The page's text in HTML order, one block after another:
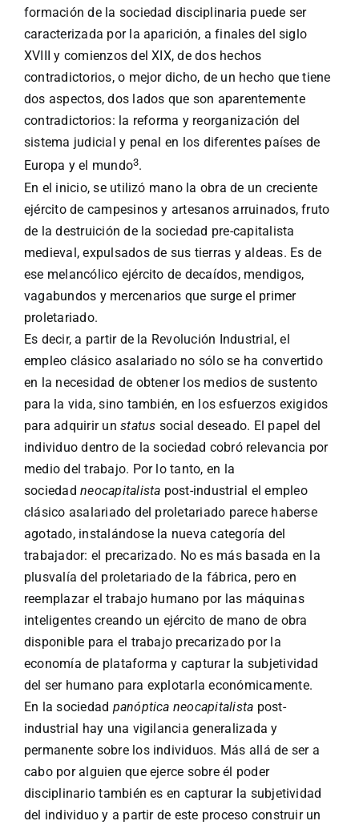
formación de la sociedad disciplinaria puede ser
caracterizada por la aparición, a finales del siglo
XVIII y comienzos del XIX, de dos hechos
contradictorios, o mejor dicho, de un hecho que tiene
dos aspectos, dos lados que son aparentemente
contradictorios: la reforma y reorganización del
sistema judicial y penal en los diferentes países de
Europa y el mundo3.
En el inicio, se utilizó mano la obra de un creciente
ejército de campesinos y artesanos arruinados, fruto
de la destruición de la sociedad pre-capitalista
medieval, expulsados de sus tierras y aldeas. Es de
ese melancólico ejército de decaídos, mendigos,
vagabundos y mercenarios que surge el primer
proletariado.
Es decir, a partir de la Revolución Industrial, el
empleo clásico asalariado no sólo se ha convertido
en la necesidad de obtener los medios de sustento
para la vida, sino también, en los esfuerzos exigidos
para adquirir unstatus social deseado. El papel del
individuo dentro de la sociedad cobró relevancia por
medio del trabajo. Por lo tanto, en la
sociedadneocapitalista post-industrial el empleo
clásico asalariado del proletariado parece haberse
agotado, instalándose la nueva categoría del
trabajador: el precarizado. No es más basada en la
plusvalía del proletariado de la fábrica, pero en
reemplazar el trabajo humano por las máquinas
inteligentes creando un ejército de mano de obra
disponible para el trabajo precarizado por la
economía de plataforma y capturar la subjetividad
del ser humano para explotarla económicamente.
En la sociedad panóptica neocapitalista post-
industrial hay una vigilancia generalizada y
permanente sobre los individuos. Más allá de ser a
cabo por alguien que ejerce sobre él poder
disciplinario también es en capturar la subjetividad
del individuo y a partir de este proceso construir un